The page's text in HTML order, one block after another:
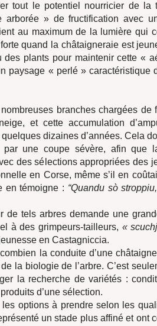
tout le potentiel nourricier de la
arborée » de fructification avec
au maximum de la lumière qui
quand la châtaigneraie est
plants pour maintenir cette «
paysage « perlé » caractéristique
branches chargées de
et cette accumulation
dizaines d’années. Cela
par une coupe sévère, afin que
des sélections appropriées des
en Corse, même s’il en
en témoigne : “Quandu sò
de tels arbres demande une
à des grimpeurs-tailleurs, «
en Castagniccia.
la conduite d’une
la biologie de l’arbre. C’est
la recherche de variétés :
d’une sélection.
les options à prendre selon les
un stade plus affiné et ont